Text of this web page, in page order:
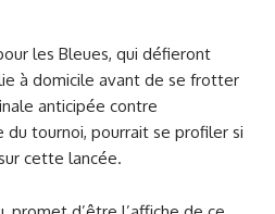
les Bleues, qui défieront
à domicile avant de se frotter
anticipée contre
du tournoi, pourrait se profiler si
cette lancée.